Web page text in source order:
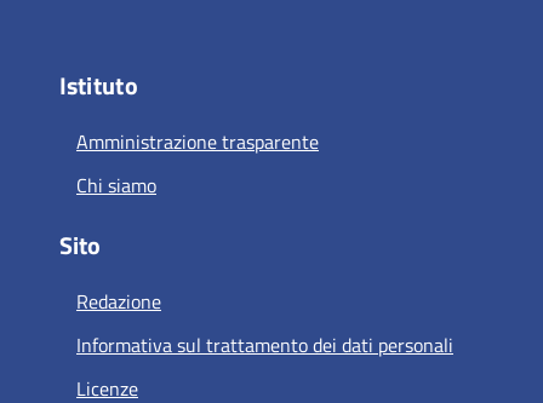
Istituto
Amministrazione trasparente
Chi siamo
Sito
Redazione
Informativa sul trattamento dei dati personali
Licenze